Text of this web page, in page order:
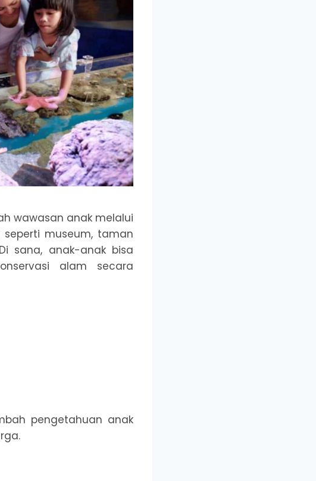
wawasan anak melalui
museum, taman
sana, anak-anak bisa
alam secara
pengetahuan anak